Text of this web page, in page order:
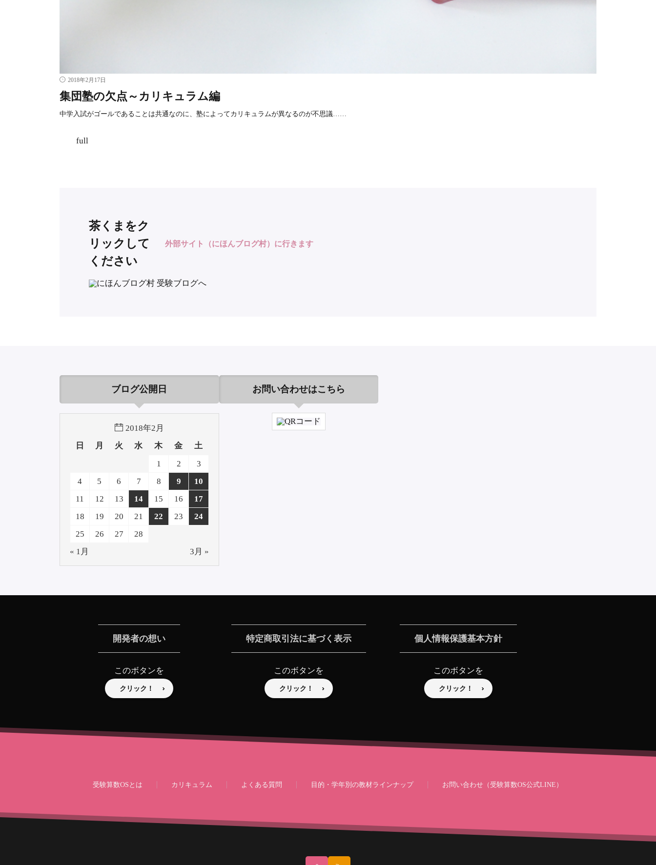
2018年2月17日
集団塾の欠点～カリキュラム編
中学入試がゴールであることは共通なのに、塾によってカリキュラムが異なるのが不思議……
full
茶くまをク
リックして
ください
外部サイト（にほんブログ村）に行きます
ブログ公開日
2018年2月
日
月 火 水 木 金
土
1
2
3
4
5 6 7 8 9
10
11
12 13 14 15 16
17
18
19 20 21 22 23
24
25
26 27
28
« 1月
3月 »
お問い合わせはこちら
開発者の想い
このボタンを
クリック！
特定商取引法に基づく表示
このボタンを
クリック！
個人情報保護基本方針
このボタンを
クリック！
受験算数OSとは カリキュラム よくある質問 目的・学年別の教材ラインナップ お問い合わせ（受験算数OS公式LINE）